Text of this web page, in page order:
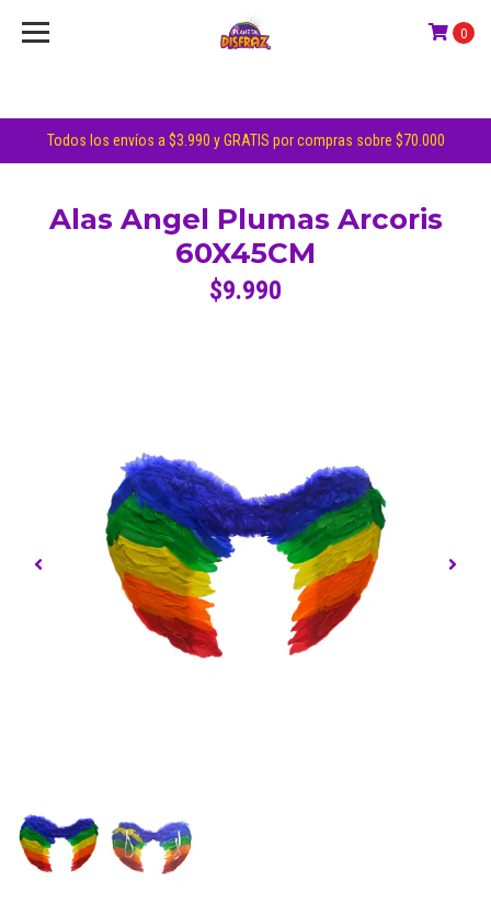
Todos los envíos a $3.990 y GRATIS por compras sobre $70.000
0
Alas Angel Plumas Arcoris
60X45CM
$9.990